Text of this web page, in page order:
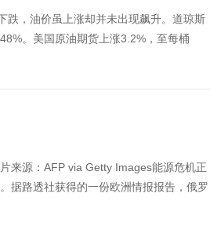
跌，油价虽上涨却并未出现飙升。道琼斯
。美国原油期货上涨3.2%，至每桶
来源：AFP via Getty Images能源危机正
据路透社获得的一份欧洲情报报告，俄罗